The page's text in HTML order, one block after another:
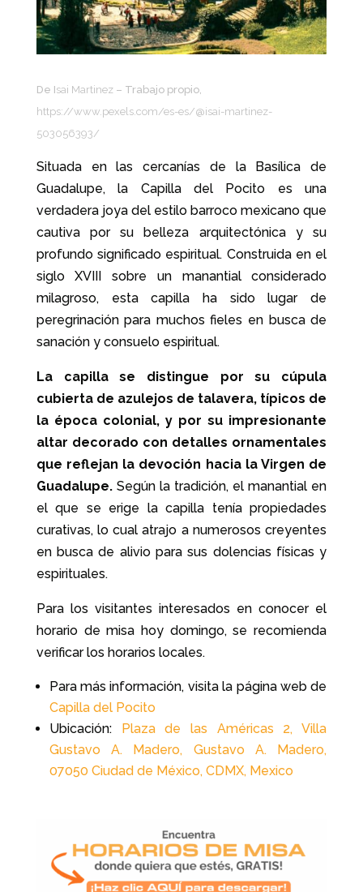
De Isai Martinez– Trabajo propio,
https://www.pexels.com/es-es/@isai-martinez-
503056393/
Situada en las cercanías de la Basílica de
Guadalupe, la Capilla del Pocito es una
verdadera joya del estilo barroco mexicano que
cautiva por su belleza arquitectónica y su
profundo significado espiritual. Construida en el
siglo XVIII sobre un manantial considerado
milagroso, esta capilla ha sido lugar de
peregrinación para muchos fieles en busca de
sanación y consuelo espiritual.
La capilla se distingue por su cúpula
cubierta de azulejos de talavera, típicos de
la época colonial, y por su impresionante
altar decorado con detalles ornamentales
que reflejan la devoción hacia la Virgen de
Guadalupe.Según la tradición, el manantial en
el que se erige la capilla tenía propiedades
curativas, lo cual atrajo a numerosos creyentes
en busca de alivio para sus dolencias físicas y
espirituales.
Para los visitantes interesados en conocer el
horario de misa hoy domingo, se recomienda
verificar los horarios locales.
Para más información, visita la página web de
Capilla del Pocito
Ubicación: Plaza de las Américas 2, Villa
Gustavo A. Madero, Gustavo A. Madero,
07050 Ciudad de México, CDMX, Mexico